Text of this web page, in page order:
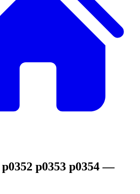
p0353 p0354 —